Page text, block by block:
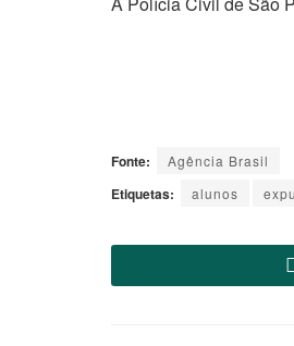
Fonte: Agência Brasil
Etiquetas: alunos